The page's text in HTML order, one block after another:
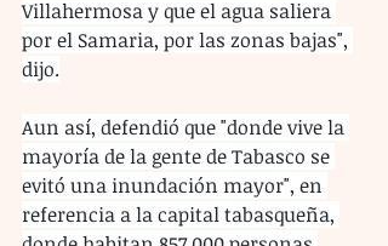
Villahermosa y que el agua saliera
por el Samaria, por las zonas bajas",
dijo.
Aun así, defendió que "donde vive la
mayoría de la gente de Tabasco se
evitó una inundación mayor", en
referencia a la capital tabasqueña,